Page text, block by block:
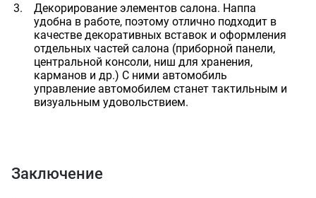
Декорирование элементов салона. Наппа
удобна в работе, поэтому отлично подходит в
качестве декоративных вставок и оформления
отдельных частей салона (приборной панели,
центральной консоли, ниш для хранения,
карманов и др.) С ними автомобиль
управление автомобилем станет тактильным и
визуальным удовольствием.
Заключение